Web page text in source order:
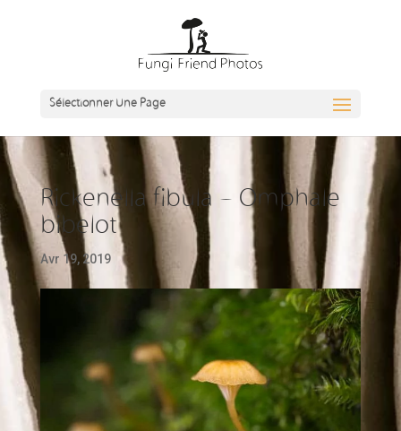
Sélectionner Une Page
Rickenella fibula – Omphale
bibelot
Avr 19, 2019